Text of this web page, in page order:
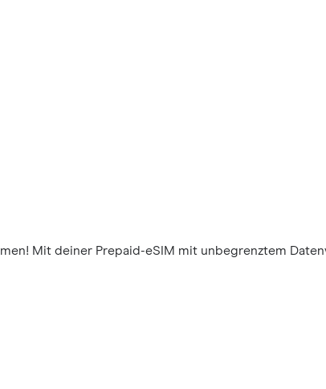
Mit deiner Prepaid-eSIM mit unbegrenztem